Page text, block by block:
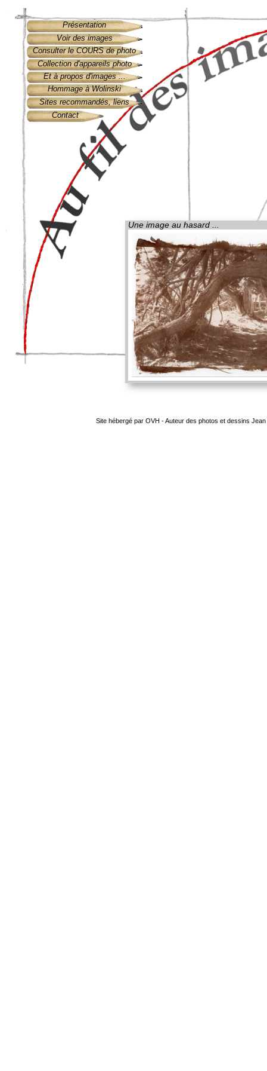
Présentation
Voir des images
Consulter le COURS de photo
Collection d'appareils photo
Et à propos d'images ...
Hommage à Wolinski
Sites recommandés, liens
Contact
Une image au hasard ...
Site hébergé par OVH - Auteur des photos et dessins